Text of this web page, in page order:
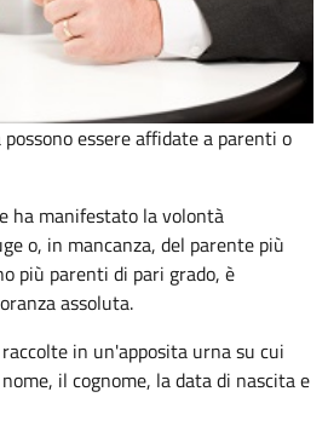
essere affidate a parenti o
ha manifestato la volontà
o, in mancanza, del parente più
più parenti di pari grado, è
assoluta.
in un'apposita urna su cui
il cognome, la data di nascita e